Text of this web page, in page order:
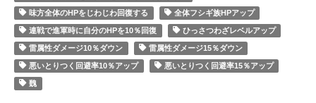
味方全体のHPをじわじわ回復する 全体フシギ族HPアップ
連戦で進軍時に自分のHPを10％回復 ひっさつわざレベルアップ
雷属性ダメージ10％ダウン 雷属性ダメージ15％ダウン
悪いとりつく回避率10％アップ 悪いとりつく回避率15％アップ
魏